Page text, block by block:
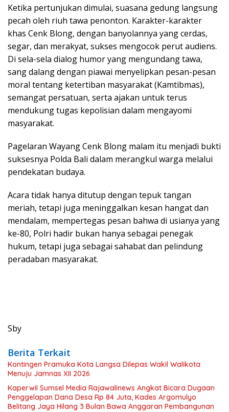
Ketika pertunjukan dimulai, suasana gedung langsung
pecah oleh riuh tawa penonton. Karakter-karakter
khas Cenk Blong, dengan banyolannya yang cerdas,
segar, dan merakyat, sukses mengocok perut audiens.
Di sela-sela dialog humor yang mengundang tawa,
sang dalang dengan piawai menyelipkan pesan-pesan
moral tentang ketertiban masyarakat (Kamtibmas),
semangat persatuan, serta ajakan untuk terus
mendukung tugas kepolisian dalam mengayomi
masyarakat.
Pagelaran Wayang Cenk Blong malam itu menjadi bukti
suksesnya Polda Bali dalam merangkul warga melalui
pendekatan budaya.
Acara tidak hanya ditutup dengan tepuk tangan
meriah, tetapi juga meninggalkan kesan hangat dan
mendalam, mempertegas pesan bahwa di usianya yang
ke-80, Polri hadir bukan hanya sebagai penegak
hukum, tetapi juga sebagai sahabat dan pelindung
peradaban masyarakat.
Sby
Berita Terkait
Kontingen Pramuka Kota Langsa Dilepas Wakil Walikota
Menuju Jamnas XII 2026
Kaperwil Sumsel Media Rajawalinews Angkat Bicara Dugaan
Penggelapan Dana Desa Rp 84 Juta, Kades Argomulyo
Belitang Jaya Hilang 3 Bulan Bawa Anggaran Pembangunan